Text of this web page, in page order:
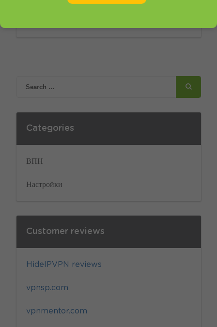
Categories
ВПН
Настройки
Customer reviews
HideIPVPN reviews
vpnsp.com
vpnmentor.com